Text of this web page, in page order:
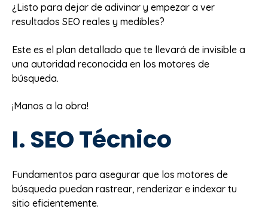
¿Listo para dejar de adivinar y empezar a ver
resultados SEO reales y medibles?
Este es el plan detallado que te llevará de invisible a
una autoridad reconocida en los motores de
búsqueda.
¡Manos a la obra!
I. SEO Técnico
Fundamentos para asegurar que los motores de
búsqueda puedan rastrear, renderizar e indexar tu
sitio eficientemente.